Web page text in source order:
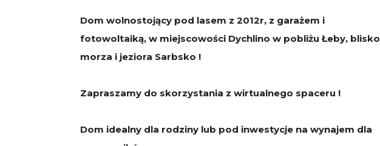
Dom wolnostojący pod lasem z 2012r, z garażem i
fotowoltaiką, w miejscowości Dychlino w pobliżu Łeby, blisko
morza i jeziora Sarbsko !
Zapraszamy do skorzystania z wirtualnego spaceru !
Dom idealny dla rodziny lub pod inwestycje na wynajem dla